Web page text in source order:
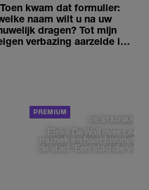
kwam dat formulier:
naam wilt u na uw
dragen? Tot mijn
verbazing aarzelde ik
DE STAD VAN
Elske DeWall over
muziek en haar favoriete
de stad: 'Een stad die